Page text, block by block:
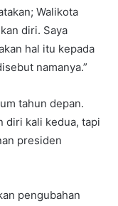
Walikota
diri. Saya
hal itu kepada
namanya.”
tahun depan.
diri kali kedua, tapi
presiden
pengubahan